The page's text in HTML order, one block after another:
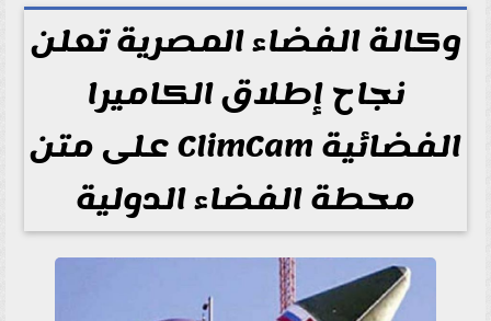
2026-04-11 17:52:29
وكالة الفضاء المصرية تعلن
نجاح إطلاق الكاميرا
الفضائية ClimCam على متن
محطة الفضاء الدولية